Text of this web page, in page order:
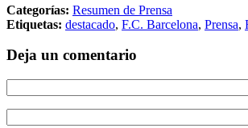
Categorías: Resumen de Prensa
Etiquetas: destacado, F.C. Barcelona, Prensa,
Deja un comentario